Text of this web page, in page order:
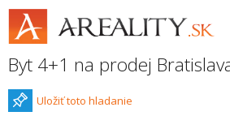
Byt 4+1 na prodej
Uložiť toto hladanie